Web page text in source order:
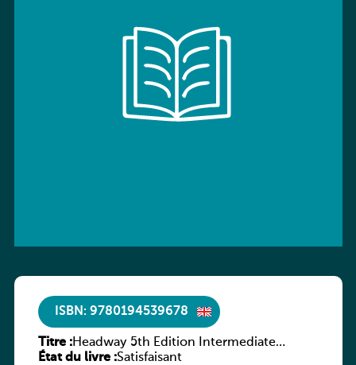
ISBN: 9780194539678
Titre :Headway 5th Edition Intermediate
Workbook without key
État du livre :Satisfaisant